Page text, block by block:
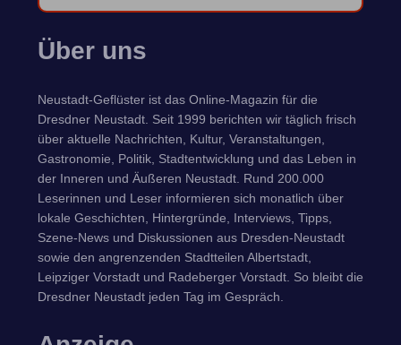
Über uns
Neustadt-Geflüster ist das Online-Magazin für die
Dresdner Neustadt. Seit 1999 berichten wir täglich frisch
über aktuelle Nachrichten, Kultur, Veranstaltungen,
Gastronomie, Politik, Stadtentwicklung und das Leben in
der Inneren und Äußeren Neustadt. Rund 200.000
Leserinnen und Leser informieren sich monatlich über
lokale Geschichten, Hintergründe, Interviews, Tipps,
Szene-News und Diskussionen aus Dresden-Neustadt
sowie den angrenzenden Stadtteilen Albertstadt,
Leipziger Vorstadt und Radeberger Vorstadt. So bleibt die
Dresdner Neustadt jeden Tag im Gespräch.